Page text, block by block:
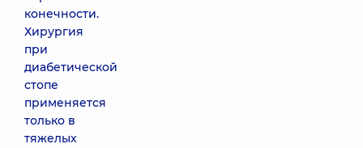
конечности.
Хирургия
при
диабетической
стопе
применяется
только в
тяжелых